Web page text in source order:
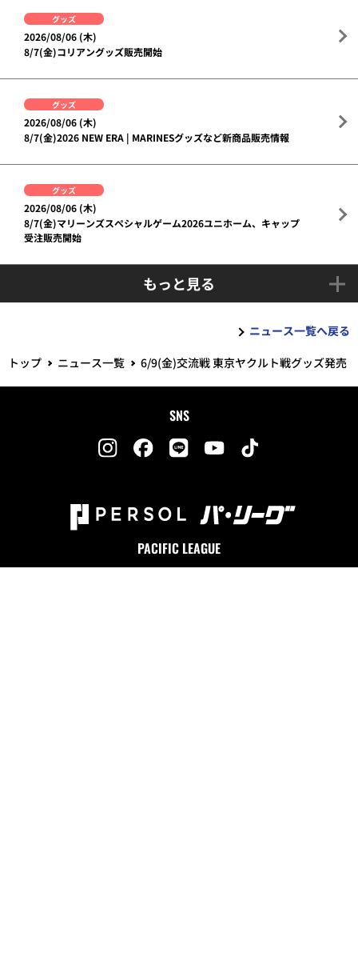
グッズ
2026/08/06 (木)
8/7(金)コリアングッズ販売開始
グッズ
2026/08/06 (木)
8/7(金)2026 NEW ERA | MARINESグッズなど新商品販売情報
グッズ
2026/08/06 (木)
8/7(金)マリーンズスペシャルゲーム2026ユニホーム、キャップ
受注販売開始
もっと見る
ニュース一覧へ戻る
トップ
ニュース一覧 6/9(金)交流戦 東京ヤクルト戦グッズ発売
SNS
PACIFIC LEAGUE